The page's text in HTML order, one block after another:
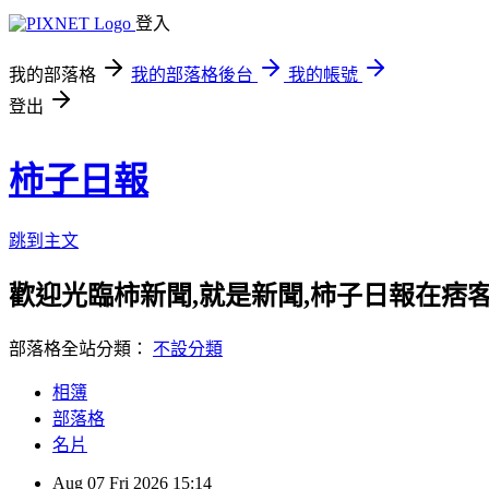
登入
我的部落格 我的部落格後台
我的帳號
登出
柿子日報
跳到主文
歡迎光臨柿新聞,就是新聞,柿子日報在痞
部落格全站分類： 不設分類
相簿
部落格
名片
Aug 07 Fri 2026 15:14